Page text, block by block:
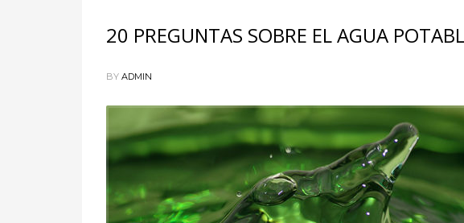
20 PREGUNTAS SOBRE EL AGUA
BY ADMIN